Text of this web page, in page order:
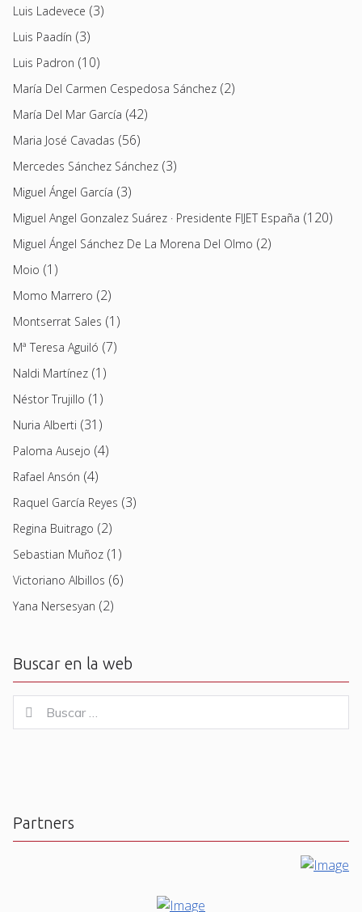
Luis Ladevece (3)
Luis Paadín (3)
Luis Padron (10)
María Del Carmen Cespedosa Sánchez (2)
María Del Mar García (42)
Maria José Cavadas (56)
Mercedes Sánchez Sánchez (3)
Miguel Ángel García (3)
Miguel Angel Gonzalez Suárez · Presidente FIJET España (120)
Miguel Ángel Sánchez De La Morena Del Olmo (2)
Moio (1)
Momo Marrero (2)
Montserrat Sales (1)
Mª Teresa Aguiló (7)
Naldi Martínez (1)
Néstor Trujillo (1)
Nuria Alberti (31)
Paloma Ausejo (4)
Rafael Ansón (4)
Raquel García Reyes (3)
Regina Buitrago (2)
Sebastian Muñoz (1)
Victoriano Albillos (6)
Yana Nersesyan (2)
Buscar en la web
for:
Buscar
Partners